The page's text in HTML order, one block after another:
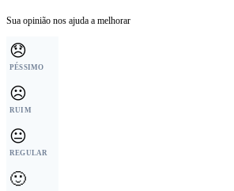
Sua opinião nos ajuda a melhorar
😞
PÉSSIMO
☹️
RUIM
😐
REGULAR
🙂